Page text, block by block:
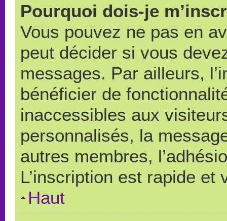
Pourquoi dois-je
Vous pouvez ne pas en
peut décider si vous
messages. Par ailleurs,
bénéficier de
inaccessibles aux
personnalisés, la
autres membres,
L’inscription est rapide et
Haut